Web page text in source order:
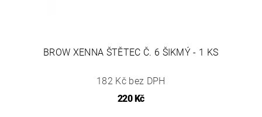
BROW XENNA ŠTĚTEC Č. 6 ŠIKMÝ - 1 KS
182 Kč bez DPH
220 Kč